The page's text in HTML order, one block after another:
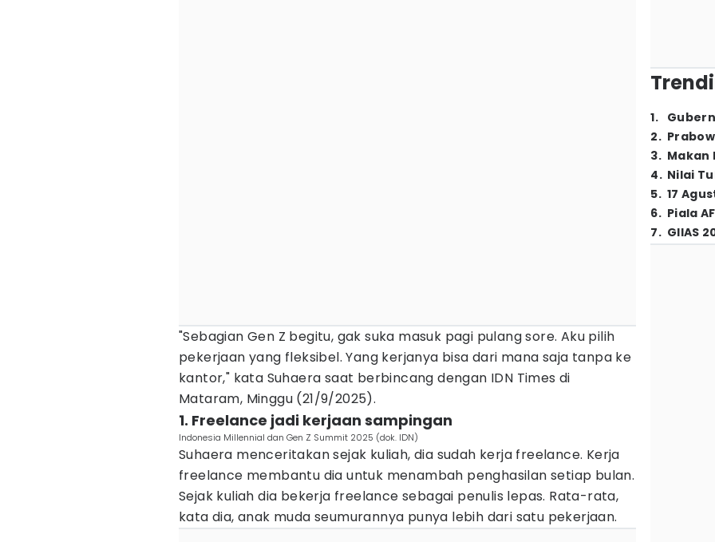
"Sebagian Gen Z begitu, gak suka masuk pagi pulang sore. Aku pilih
pekerjaan yang fleksibel. Yang kerjanya bisa dari mana saja tanpa ke
kantor," kata Suhaera saat berbincang dengan IDN Times di
Mataram, Minggu (21/9/2025).
1. Freelance jadi kerjaan sampingan
Indonesia Millennial dan Gen Z Summit 2025 (dok. IDN)
Suhaera menceritakan sejak kuliah, dia sudah kerja freelance. Kerja
freelance membantu dia untuk menambah penghasilan setiap bulan.
Sejak kuliah dia bekerja freelance sebagai penulis lepas. Rata-rata,
kata dia, anak muda seumurannya punya lebih dari satu pekerjaan.
1.
2.
3. Makan
4. Nilai
5. 17
6. Piala
7. GIIAS